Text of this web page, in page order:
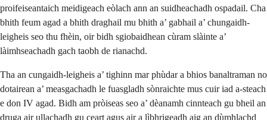
proifeiseantaich meidigeach eòlach ann an suidheachadh ospadail. Cha
bhith feum agad a bhith draghail mu bhith a’ gabhail a’ chungaidh-
leigheis seo thu fhèin, oir bidh sgiobaidhean cùram slàinte a’
làimhseachadh gach taobh de rianachd.
Tha an cungaidh-leigheis a’ tighinn mar phùdar a bhios banaltraman no
dotairean a’ measgachadh le fuasgladh sònraichte mus cuir iad a-steach
e don IV agad. Bidh am pròiseas seo a’ dèanamh cinnteach gu bheil an
druga air ullachadh gu ceart agus air a lìbhrigeadh aig an dùmhlachd